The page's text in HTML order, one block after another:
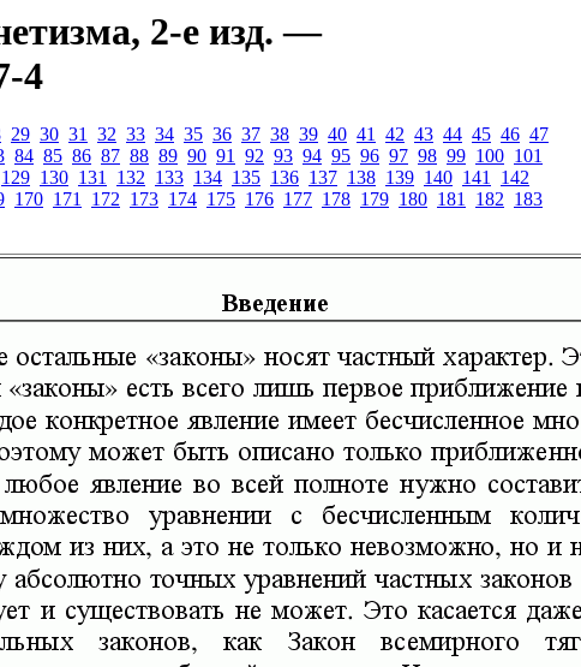
2-е изд. —
4
29 30 31 32 33 34 35 36 37 38 39 40 41 42 43 44 45 46 47
84 85 86 87 88 89 90 91 92 93 94 95 96 97 98 99 100 101
129 130 131 132 133 134 135 136 137 138 139 140 141 142
170 171 172 173 174 175 176 177 178 179 180 181 182 183